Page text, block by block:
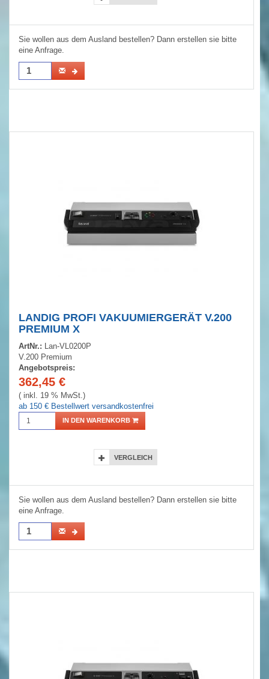
Sie wollen aus dem Ausland bestellen? Dann erstellen sie bitte
eine Anfrage.
LANDIG PROFI VAKUUMIERGERÄT V.200
PREMIUM X
ArtNr.:
Lan-VL0200P
V.200 Premium
Angebotspreis:
362,45 €
( inkl. 19 % MwSt.)
ab 150 € Bestellwert versandkostenfrei
IN DEN WARENKORB
VERGLEICH
Sie wollen aus dem Ausland bestellen? Dann erstellen sie bitte
eine Anfrage.